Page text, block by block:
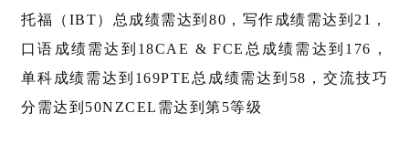
托福（IBT）总成绩需达到80，写作成绩需达到21，
口语成绩需达到18CAE & FCE总成绩需达到176，
单科成绩需达到169PTE总成绩需达到58，交流技巧
分需达到50NZCEL需达到第5等级